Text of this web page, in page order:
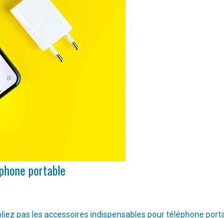
portable
pas les accessoires indispensables pour téléphone